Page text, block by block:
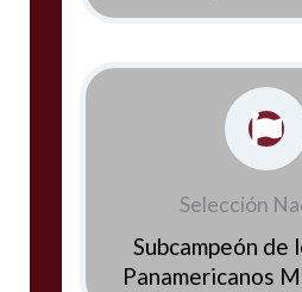
Selección
Subcampeón de
Panamericanos